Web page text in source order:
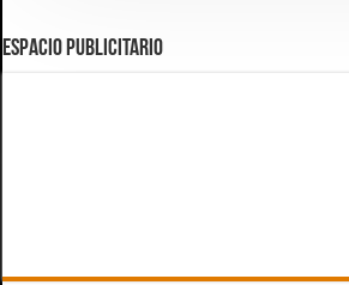
ESPACIO PUBLICITARIO